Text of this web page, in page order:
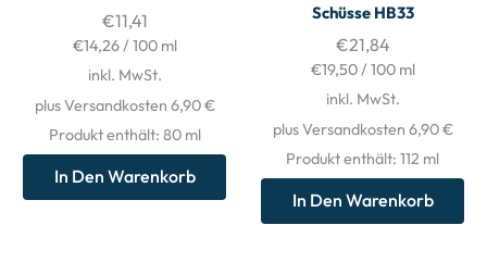
€11,41
€14,26/ 100 ml
inkl. MwSt.
plus Versandkosten 6,90 €
Produkt enthält: 80 ml
In Den Warenkorb
Schüsse HB33
€21,84
€19,50/ 100 ml
inkl. MwSt.
plus Versandkosten 6,90 €
Produkt enthält: 112 ml
In Den Warenkorb